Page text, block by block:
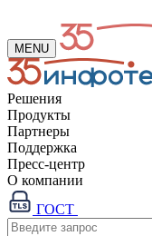
MENU
Решения
Продукты
Партнеры
Поддержка
Пресс-центр
О компании
ГОСТ